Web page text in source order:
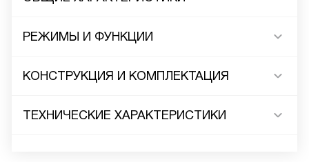
РЕЖИМЫ И ФУНКЦИИ
КОНСТРУКЦИЯ И КОМПЛЕКТАЦИЯ
ТЕХНИЧЕСКИЕ ХАРАКТЕРИСТИКИ